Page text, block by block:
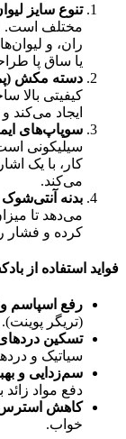
تنوع سایز
مختلف است.
ران، و
یا ساق پا
دسته مکش
کیفیتی بالا
ایجاد می‌کند
سوپاپ‌های
سیلیکونی
کار، با یک
می‌کند.
بدنه
می‌دهد تا
کرده و فشار
فواید استفاده از
رفع اسپاسم
(تریگر پوینت).
تسکین
سیاتیک و
سم‌زدایی و
دفع مواد زائد
کاهش
خواب.